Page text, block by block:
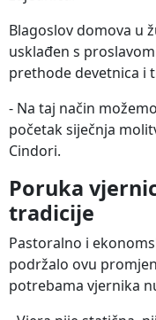
Blagoslov domova u
usklađen s
prethode devetnica i
- Na taj način
početak siječnja
Cindori.
Poruka
tradicije
Pastoralno i
podržalo ovu
potrebama vjernika